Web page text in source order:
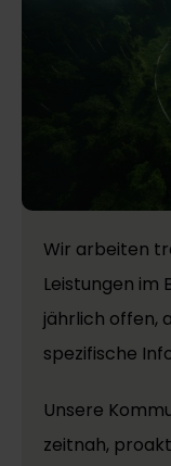
Wir arbeiten
Leistungen im
jährlich offen,
spezifische
Unsere
zeitnah,